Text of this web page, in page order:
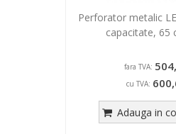
Perforator metalic
capacitate, 65
fara TVA:
cu TVA:
Adauga in